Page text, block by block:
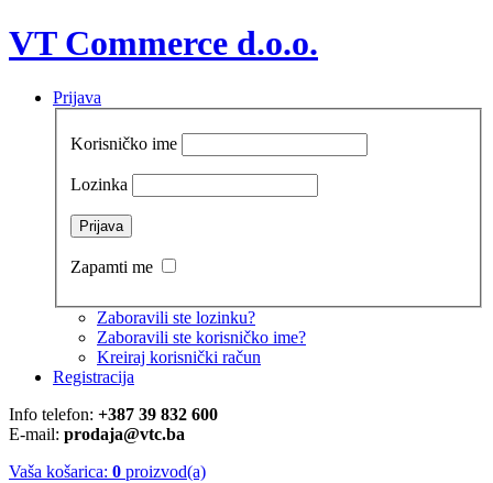
VT Commerce d.o.o.
Prijava
Korisničko ime
Lozinka
Zapamti me
Zaboravili ste lozinku?
Zaboravili ste korisničko ime?
Kreiraj korisnički račun
Registracija
Info telefon: +387 39 832 600
E-mail: prodaja@vtc.ba
Vaša košarica: 0 proizvod(a)